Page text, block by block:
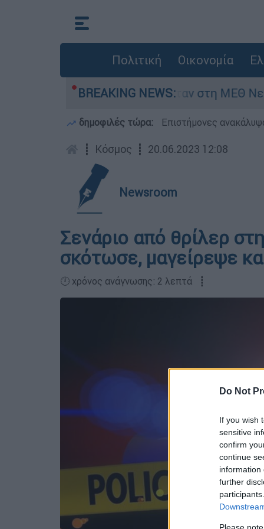
Do Not
If you wish
sensitive
confirm
continue
information
further
Πολιτική Οικονομία
BREAKING NEWS:
8 ημερών - Νοσηλευόταν στη ΜΕΘ Νεογνών
δημοφιλές τώρα: Επιστήμονες
┋ Κόσμος ┋ 20.06.2023 12:08
Newsroom
Σενάριο από θρίλερ
σκότωσε, μαγείρεψε
🕛 χρόνος ανάγνωσης: 2 λεπτά ┋